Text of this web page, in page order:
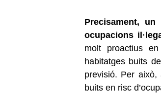
Precisament,
ocupacions
molt proactius
habitatges buits
previsió. Per
buits en risc